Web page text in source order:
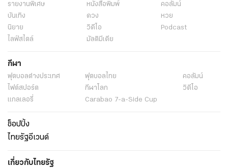
รายงานพิเศษ หนังสือพิมพ์
คอลัมน์
บันเทิง
ดวง
หวย
นิยาย
วิดีโอ
Podcast
ไลฟ์สไตล์
มัลติมีเดีย
กีฬา
ฟุตบอลต่่างประเทศ ฟุตบอลไทย
คอลัมน์
ไฟต์สปอร์ต
กีฬาโลก
วิดีโอ
แกลเลอรี่
Carabao 7-a-Side Cup
ช็อปปิ้ง
ไทยรัฐอีเวนต์
เกี่ยวกับไทยรัฐ